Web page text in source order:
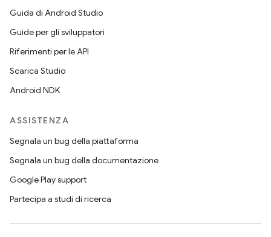
Guida di Android Studio
Guide per gli sviluppatori
Riferimenti per le API
Scarica Studio
Android NDK
ASSISTENZA
Segnala un bug della piattaforma
Segnala un bug della documentazione
Google Play support
Partecipa a studi di ricerca